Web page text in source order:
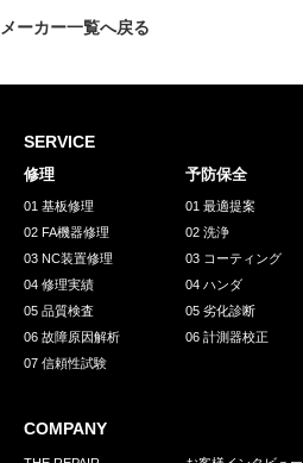
環境への取り組み
メーカー一覧へ戻る
SERVICE
修理
01 基板修理
02 FA機器修理
03 NC装置修理
04 修理実績
05 品質検査
06 故障原因解析
07 信頼性試験
予防保全
01 最適提案
02 洗浄
03 コーティング
04 ハンダ
05 劣化診断
06 計測器校正
COMPANY